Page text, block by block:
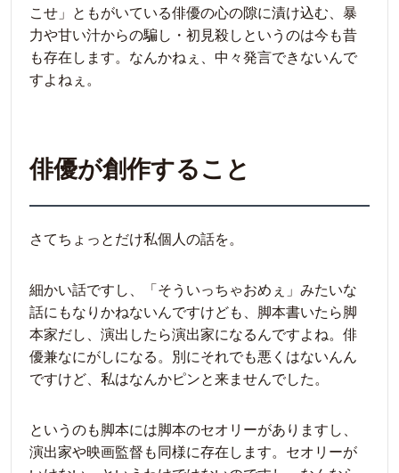
こせ」ともがいている俳優の心の隙に漬け込む、暴
力や甘い汁からの騙し・初見殺しというのは今も昔
も存在します。なんかねぇ、中々発言できないんで
すよねぇ。
俳優が創作すること
さてちょっとだけ私個人の話を。
細かい話ですし、「そういっちゃおめぇ」みたいな
話にもなりかねないんですけども、脚本書いたら脚
本家だし、演出したら演出家になるんですよね。俳
優兼なにがしになる。別にそれでも悪くはないんん
ですけど、私はなんかピンと来ませんでした。
というのも脚本には脚本のセオリーがありますし、
演出家や映画監督も同様に存在します。セオリーが